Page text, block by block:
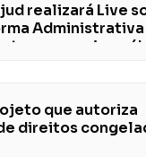
realizará Live
Administrativa
no serviço
que autoriza
direitos